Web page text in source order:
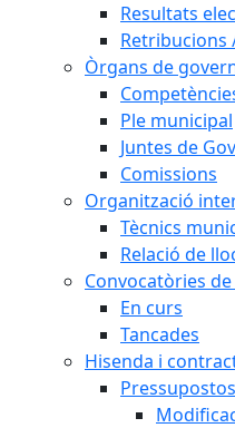
Resultats
Retribucions
Òrgans de
Ple municipal
Juntes de
Comissions
Organització
Tècnics
Relació de
Convocatòries
En curs
Tancades
Hisenda i